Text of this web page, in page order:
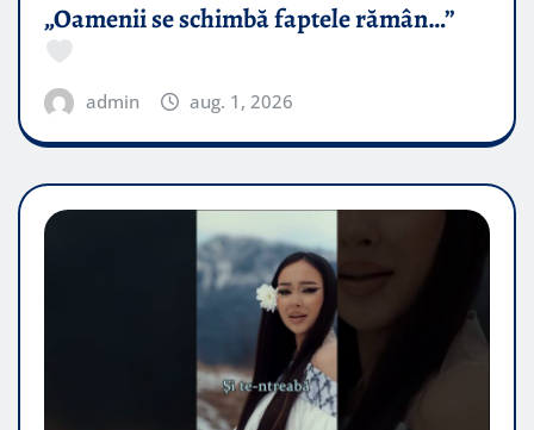
„Oamenii se schimbă faptele rămân…”
admin aug. 1, 2026